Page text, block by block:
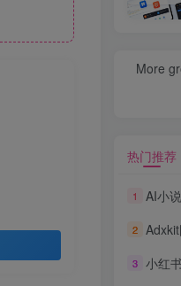
More
热门推荐
1 AI小说短故事
2 Adxkit国外
3 小红书